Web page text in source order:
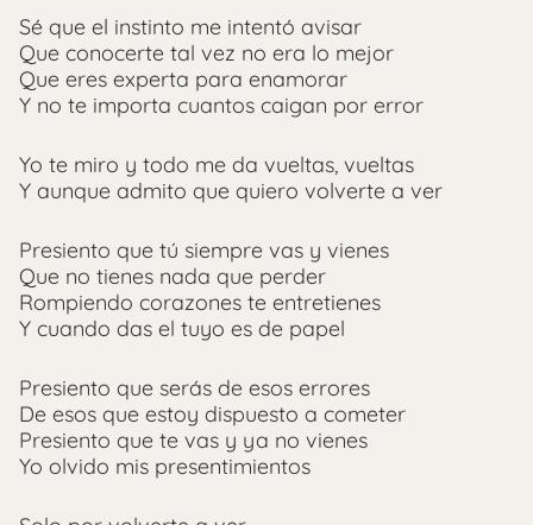
Sé que el instinto me intentó avisar
Que conocerte tal vez no era lo mejor
Que eres experta para enamorar
Y no te importa cuantos caigan por error
Yo te miro y todo me da vueltas, vueltas
Y aunque admito que quiero volverte a ver
Presiento que tú siempre vas y vienes
Que no tienes nada que perder
Rompiendo corazones te entretienes
Y cuando das el tuyo es de papel
Presiento que serás de esos errores
De esos que estoy dispuesto a cometer
Presiento que te vas y ya no vienes
Yo olvido mis presentimientos